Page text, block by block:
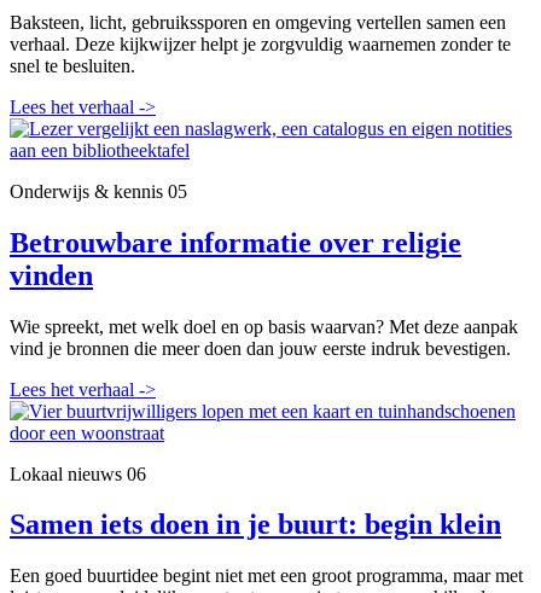
Baksteen, licht, gebruikssporen en omgeving vertellen samen een
verhaal. Deze kijkwijzer helpt je zorgvuldig waarnemen zonder te
snel te besluiten.
Lees het verhaal ->
Onderwijs & kennis 05
Betrouwbare informatie over religie
vinden
Wie spreekt, met welk doel en op basis waarvan? Met deze aanpak
vind je bronnen die meer doen dan jouw eerste indruk bevestigen.
Lees het verhaal ->
Lokaal nieuws 06
Samen iets doen in je buurt: begin klein
Een goed buurtidee begint niet met een groot programma, maar met